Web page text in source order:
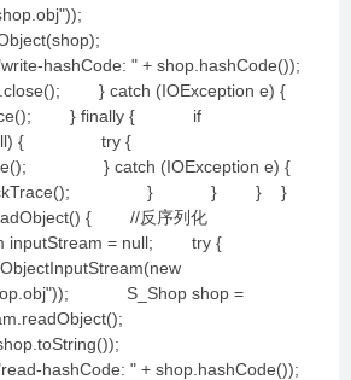
hashCode: " + shop.hashCode());
} catch (IOException e) {
} finally { if
!= null) { try {
} catch (IOException e) {
} } } }
{ //反序列化
inputStream = null; try {
S_Shop shop =
hashCode: " + shop.hashCode());